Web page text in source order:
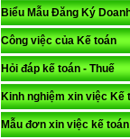
Biểu Mẫu Đăng Ký
Công việc của Kế toán
Hỏi đáp kế toán - Thuế
Kinh nghiệm xin việc Kế
Mẫu đơn xin việc kế toán